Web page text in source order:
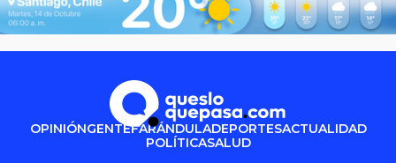
OPINIÓNGENTEFARÁNDULADEPORTESACTUALIDAD
POLÍTICASALUD